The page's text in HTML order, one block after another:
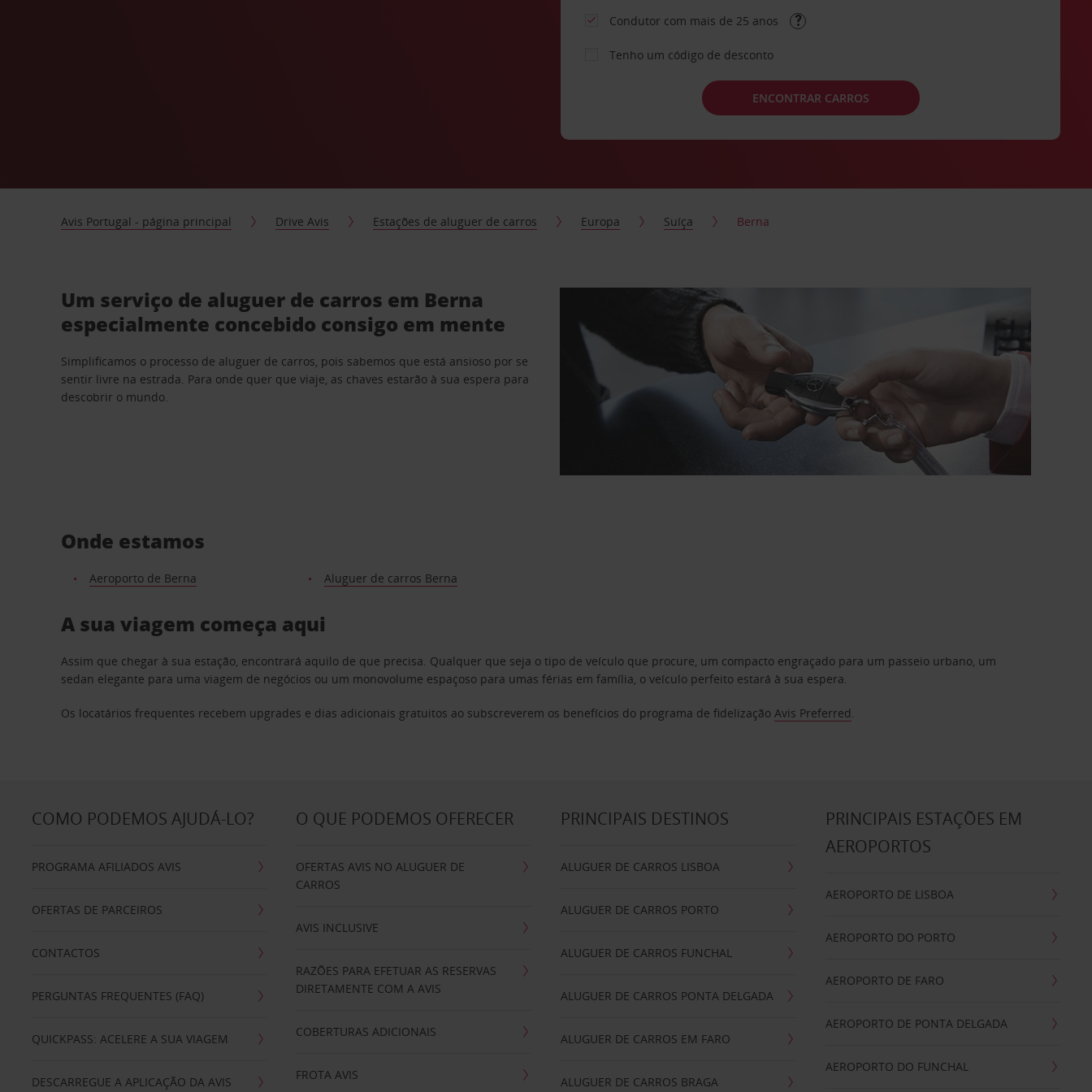
Condutor com mais de 25 anos
Tenho um código de desconto
ENCONTRAR CARROS
Avis Portugal - página principal Drive Avis Estações de aluguer de carros Europa Suíça Berna
Um serviço de aluguer de carros em Berna
especialmente concebido consigo em mente
Simplificamos o processo de aluguer de carros, pois sabemos que está ansioso por se
sentir livre na estrada. Para onde quer que viaje, as chaves estarão à sua espera para
descobrir o mundo.
Onde estamos
Aeroporto de Berna Aluguer de carros Berna
A sua viagem começa aqui
Assim que chegar à sua estação, encontrará aquilo de que precisa. Qualquer que seja o tipo de veículo que procure, um compacto engraçado para um passeio urbano, um
sedan elegante para uma viagem de negócios ou um monovolume espaçoso para umas férias em família, o veículo perfeito estará à sua espera.
Os locatários frequentes recebem upgrades e dias adicionais gratuitos ao subscreverem os benefícios do programa de fidelizaçãoAvis Preferred.
COMO PODEMOS AJUDÁ-LO?
PROGRAMA AFILIADOS AVIS
OFERTAS DE PARCEIROS
CONTACTOS
PERGUNTAS FREQUENTES (FAQ)
QUICKPASS: ACELERE A SUA VIAGEM
DESCARREGUE A APLICAÇÃO DA AVIS
O QUE PODEMOS OFERECER
OFERTAS AVIS NO ALUGUER DE
CARROS
AVIS INCLUSIVE
RAZÕES PARA EFETUAR AS RESERVAS
DIRETAMENTE COM A AVIS
COBERTURAS ADICIONAIS
FROTA AVIS
PRINCIPAIS DESTINOS
ALUGUER DE CARROS LISBOA
ALUGUER DE CARROS PORTO
ALUGUER DE CARROS FUNCHAL
ALUGUER DE CARROS PONTA DELGADA
ALUGUER DE CARROS EM FARO
ALUGUER DE CARROS BRAGA
PRINCIPAIS ESTAÇÕES EM
AEROPORTOS
AEROPORTO DE LISBOA
AEROPORTO DO PORTO
AEROPORTO DE FARO
AEROPORTO DE PONTA DELGADA
AEROPORTO DO FUNCHAL